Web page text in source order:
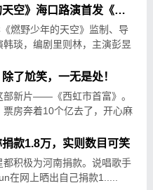
《燃野少年的天空》海口路演首发《致未来的我》MV 回忆拉满燃野少年重聚椰城
燃野少年的天空》监制、导
韩琰，编剧里则林，主演彭昱
了尬笑，一无是处！
部新片——《西虹市首富》。
票房奔着10个亿去了，开心麻
款1.8万，实则数目可笑
都积极为河南捐款。说唱歌手
在网上晒出自己捐款1.....